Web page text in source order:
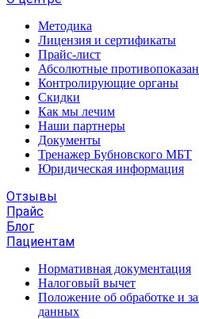
Методика
Лицензия и сертификаты
Прайс-лист
Абсолютные
Контролирующие органы
Скидки
Как мы лечим
Наши партнеры
Документы
Тренажер Бубновского МБТ
Юридическая информация
Отзывы
Прайс
Блог
Пациентам
Нормативная документация
Налоговый вычет
Положение об обработке и
данных